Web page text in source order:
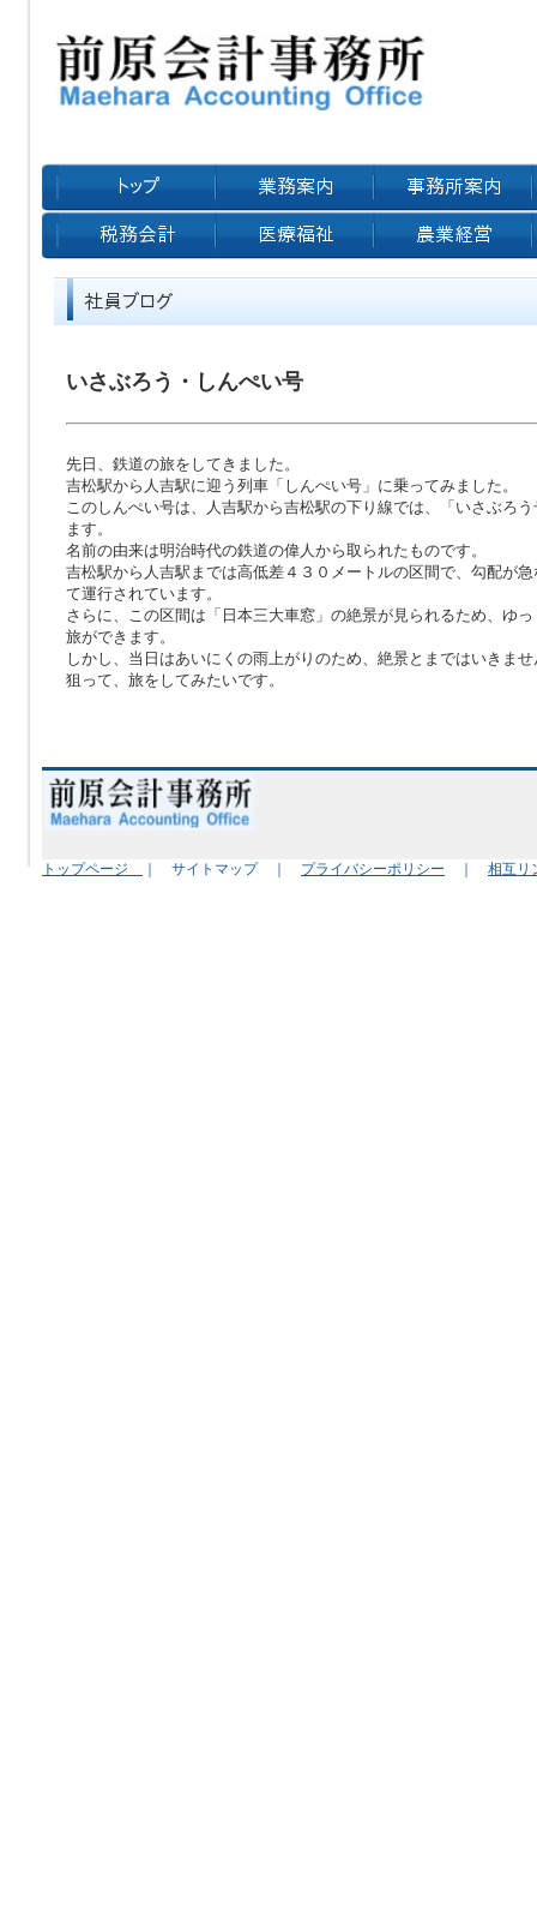
いさぶろう・しんぺい号
先日、鉄道の旅をしてきました。
吉松駅から人吉駅に迎う列車「しんぺい号」に乗ってみました。
このしんぺい号は、人吉駅から吉松駅の下り線では、「いさぶろ
ます。
名前の由来は明治時代の鉄道の偉人から取られたものです。
吉松駅から人吉駅までは高低差４３０メートルの区間で、勾配が
て運行されています。
さらに、この区間は「日本三大車窓」の絶景が見られるため、ゆ
旅ができます。
しかし、当日はあいにくの雨上がりのため、絶景とまではいきま
狙って、旅をしてみたいです。
トップページ ｜ サイトマップ ｜ プライバシーポリシー ｜ 相互リ